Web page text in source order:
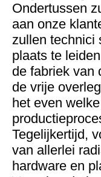
Ondertussen
aan onze
zullen technici
plaats te
de fabriek van
de vrije
het even
Tegelijkertijd,
van allerlei
hardware en